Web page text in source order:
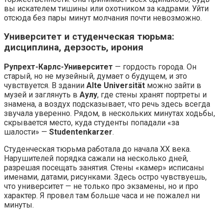
вы искателем тишины или охотником за кадрами. Уйти
отсюда без пары минут молчания почти невозможно.
Университет и студенческая тюрьма:
дисциплина, дерзость, ирония
Рупрехт-Карлс-Университет — гордость города. Он
старый, но не музейный, думает о будущем, и это
чувствуется. В здании Alte Universität можно зайти в
музей и заглянуть в Аулу, где стены хранят портреты и
знамена, а воздух подсказывает, что речь здесь всегда
звучала уверенно. Рядом, в нескольких минутах ходьбы,
скрывается место, куда студенты попадали «за
шалости» — Studentenkarzer.
Студенческая тюрьма работала до начала XX века.
Нарушителей порядка сажали на несколько дней,
разрешая посещать занятия. Стены «камер» исписаны
именами, датами, рисунками. Здесь остро чувствуешь,
что университет — не только про экзамены, но и про
характер. Я провел там больше часа и не пожалел ни
минуты.